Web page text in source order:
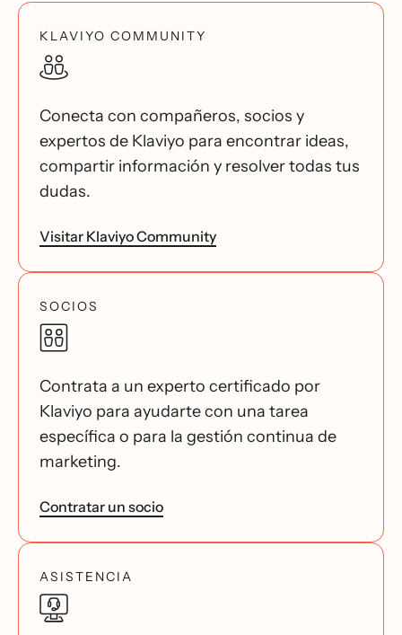
KLAVIYO COMMUNITY
Conecta con compañeros, socios y
expertos de Klaviyo para encontrar ideas,
compartir información y resolver todas tus
dudas.
Visitar Klaviyo Community
SOCIOS
Contrata a un experto certificado por
Klaviyo para ayudarte con una tarea
específica o para la gestión continua de
marketing.
Contratar un socio
ASISTENCIA